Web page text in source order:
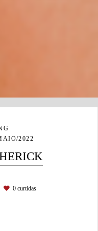
2022
0curtidas